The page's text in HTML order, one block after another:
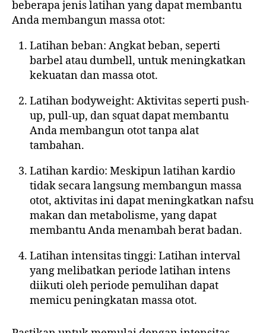
beberapa jenis latihan yang dapat membantu
Anda membangun massa otot:
Latihan beban: Angkat beban, seperti
barbel atau dumbell, untuk meningkatkan
kekuatan dan massa otot.
Latihan bodyweight: Aktivitas seperti push-
up, pull-up, dan squat dapat membantu
Anda membangun otot tanpa alat
tambahan.
Latihan kardio: Meskipun latihan kardio
tidak secara langsung membangun massa
otot, aktivitas ini dapat meningkatkan nafsu
makan dan metabolisme, yang dapat
membantu Anda menambah berat badan.
Latihan intensitas tinggi: Latihan interval
yang melibatkan periode latihan intens
diikuti oleh periode pemulihan dapat
memicu peningkatan massa otot.